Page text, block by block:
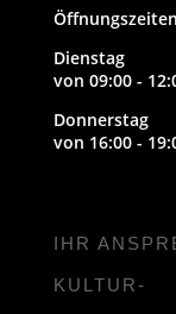
Dienstag
von 09:00 -
Donnerstag
von 16:00 -
IHR
KULTUR-